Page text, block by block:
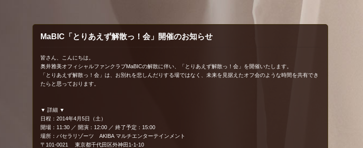
MaBIC「とりあえず解散っ！会」開催のお知らせ
皆さん、こんにちは。
奥井雅美オフィシャルファンクラブMaBICの解散に伴い、「とりあえず解散っ！会」を開催いたします。
「とりあえず解散っ！会」は、お別れを悲しんだりする場ではなく、未来を見据えたオフ会のような時間を共有でき
たらと思っております。
▼ 詳細 ▼
日程：2014年4月5日（土）
開場：11:30 ／ 開演：12:00 ／ 終了予定：15:00
場所：パセラリゾーツ AKIBA マルチエンターテインメント
〒101-0021 東京都千代田区外神田1-1-10